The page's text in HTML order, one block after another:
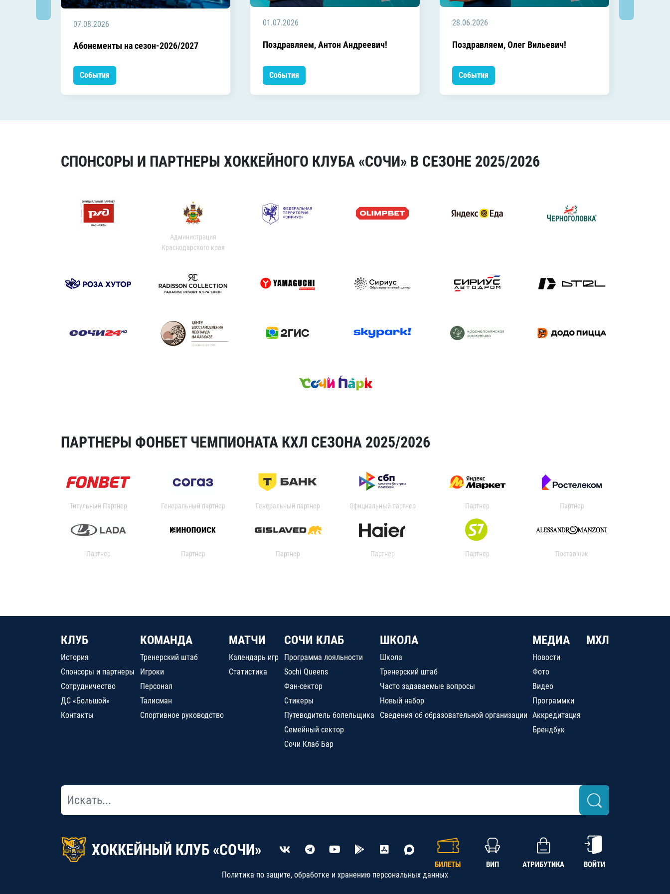
07.08.2026
Абонементы на сезон-2026/2027
События
01.07.2026
Поздравляем, Антон Андреевич!
События
28.06.2026
Поздравляем, Олег Вильевич!
События
СПОНСОРЫ И ПАРТНЕРЫ ХОККЕЙНОГО КЛУБА «СОЧИ» В СЕЗОНЕ 2025/2026
Администрация
Краснодарского края
ПАРТНЕРЫ ФОНБЕТ ЧЕМПИОНАТА КХЛ СЕЗОНА 2025/2026
Титульный Партнер Генеральный партнер Генеральный партнер Официальный партнер Партнер Партнер
Партнер Партнер Партнер Партнер Партнер Поставщик
КЛУБ
История
Спонсоры и партнеры
Сотрудничество
ДС «Большой»
Контакты
КОМАНДА
Тренерский штаб
Игроки
Персонал
Талисман
Спортивное руководство
МАТЧИ
Календарь игр
Статистика
СОЧИ КЛАБ
Программа лояльности
Sochi Queens
Фан-сектор
Стикеры
Путеводитель болельщика
Семейный сектор
Сочи Клаб Бар
ШКОЛА
Школа
Тренерский штаб
Часто задаваемые вопросы
Новый набор
Сведения об образовательной организации
МЕДИА
Новости
Фото
Видео
Программки
Аккредитация
Брендбук
МХЛ
ХОККЕЙНЫЙ КЛУБ «СОЧИ»
БИЛЕТЫ ВИП АТРИБУТИКА ВОЙТИ
Политика по защите, обработке и хранению персональных данных